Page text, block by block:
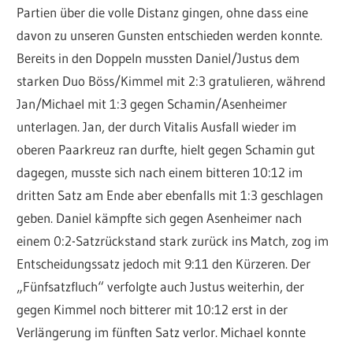
Partien über die volle Distanz gingen, ohne dass eine
davon zu unseren Gunsten entschieden werden konnte.
Bereits in den Doppeln mussten Daniel/Justus dem
starken Duo Böss/Kimmel mit 2:3 gratulieren, während
Jan/Michael mit 1:3 gegen Schamin/Asenheimer
unterlagen. Jan, der durch Vitalis Ausfall wieder im
oberen Paarkreuz ran durfte, hielt gegen Schamin gut
dagegen, musste sich nach einem bitteren 10:12 im
dritten Satz am Ende aber ebenfalls mit 1:3 geschlagen
geben. Daniel kämpfte sich gegen Asenheimer nach
einem 0:2-Satzrückstand stark zurück ins Match, zog im
Entscheidungssatz jedoch mit 9:11 den Kürzeren. Der
„Fünfsatzfluch“ verfolgte auch Justus weiterhin, der
gegen Kimmel noch bitterer mit 10:12 erst in der
Verlängerung im fünften Satz verlor. Michael konnte